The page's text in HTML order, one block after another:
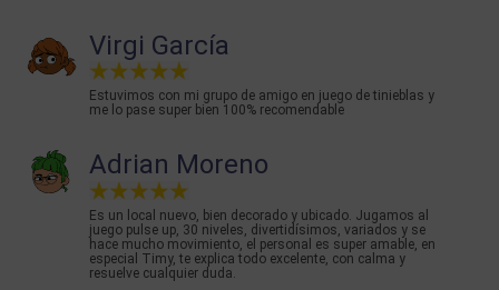
Virgi García
Estuvimos con mi grupo de amigo en juego de tinieblas y
me lo pase super bien 100% recomendable
Adrian Moreno
Es un local nuevo, bien decorado y ubicado. Jugamos al
juego pulse up, 30 niveles, divertidísimos, variados y se
hace mucho movimiento, el personal es super amable, en
especial Timy, te explica todo excelente, con calma y
resuelve cualquier duda.